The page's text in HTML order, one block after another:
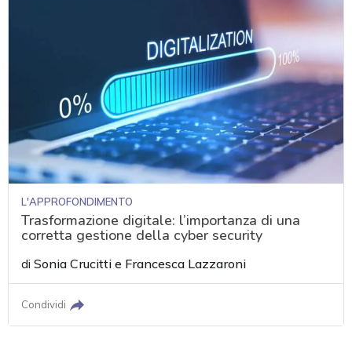
L'APPROFONDIMENTO
Trasformazione digitale: l’importanza di una
corretta gestione della cyber security
diSonia Crucitti e Francesca Lazzaroni
Condividi